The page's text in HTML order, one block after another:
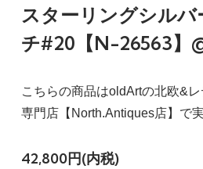
スターリングシルバ
チ#20【N-26563】
こちらの商品はoldArtの北欧&
専門店【North.Antiques店】で
42,800円(内税)